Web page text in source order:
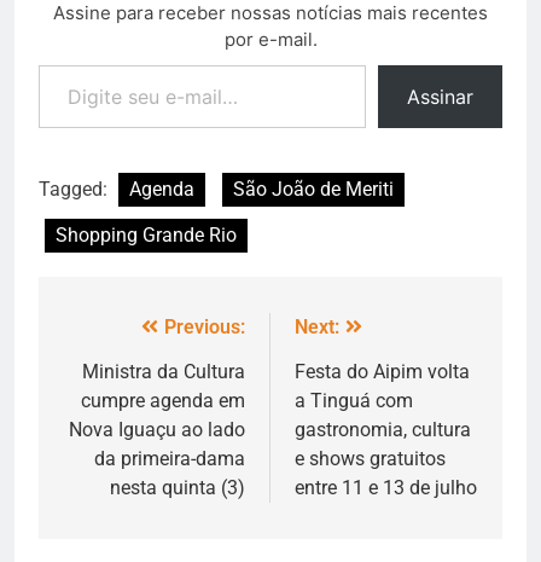
Assine para receber nossas notícias mais recentes
por e-mail.
Assinar
Tagged: Agenda
São João de Meriti
Shopping Grande Rio
Previous:
Ministra da Cultura
cumpre agenda em
Nova Iguaçu ao lado
da primeira-dama
nesta quinta (3)
Next:
Festa do Aipim volta
a Tinguá com
gastronomia, cultura
e shows gratuitos
entre 11 e 13 de julho